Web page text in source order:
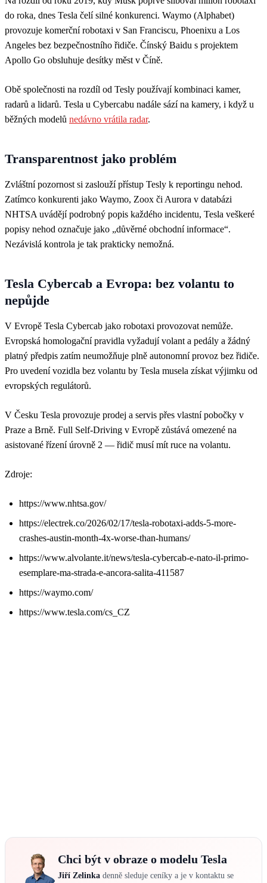
do roka, dnes Tesla čelí silné konkurenci. Waymo (Alphabet)
provozuje komerční robotaxi v San Franciscu, Phoenixu a Los
Angeles bez bezpečnostního řidiče. Čínský Baidu s projektem
Apollo Go obsluhuje desítky měst v Číně.
Obě společnosti na rozdíl od Tesly používají kombinaci kamer,
radarů a lidarů. Tesla u Cybercabu nadále sází na kamery, i když u
běžných modelů nedávno vrátila radar.
Transparentnost jako problém
Zvláštní pozornost si zaslouží přístup Tesly k reportingu nehod.
Zatímco konkurenti jako Waymo, Zoox či Aurora v databázi
NHTSA uvádějí podrobný popis každého incidentu, Tesla veškeré
popisy nehod označuje jako „důvěrné obchodní informace“.
Nezávislá kontrola je tak prakticky nemožná.
Tesla Cybercab a Evropa: bez volantu to
nepůjde
V Evropě Tesla Cybercab jako robotaxi provozovat nemůže.
Evropská homologační pravidla vyžadují volant a pedály a žádný
platný předpis zatím neumožňuje plně autonomní provoz bez řidiče.
Pro uvedení vozidla bez volantu by Tesla musela získat výjimku od
evropských regulátorů.
V Česku Tesla provozuje prodej a servis přes vlastní pobočky v
Praze a Brně. Full Self-Driving v Evropě zůstává omezené na
asistované řízení úrovně 2 — řidič musí mít ruce na volantu.
Zdroje:
https://www.nhtsa.gov/
https://electrek.co/2026/02/17/tesla-robotaxi-adds-5-more-
crashes-austin-month-4x-worse-than-humans/
https://www.alvolante.it/news/tesla-cybercab-e-nato-il-primo-
esemplare-ma-strada-e-ancora-salita-411587
https://waymo.com/
https://www.tesla.com/cs_CZ
Chci být v obraze o modelu Tesla
Jiří Zelinka denně sleduje ceníky a je v kontaktu se